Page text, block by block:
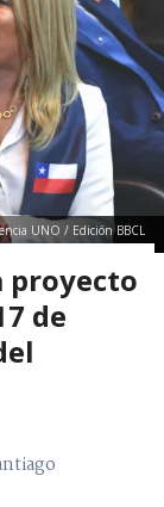
UNO / Edición BBCL
proyecto
de